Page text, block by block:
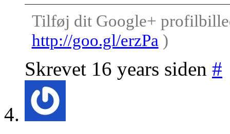
Tilføj dit Google+
http://goo.gl/erzPa )
Skrevet 16 years siden #